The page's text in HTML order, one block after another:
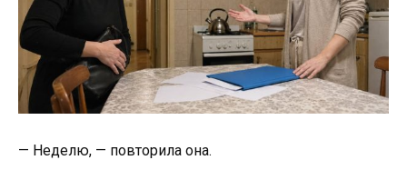
— Неделю, — повторила она.